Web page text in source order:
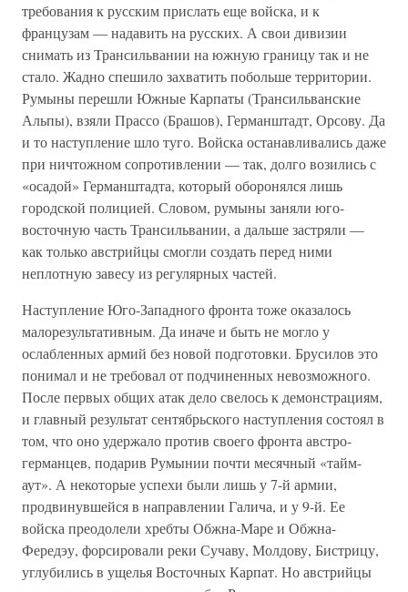
требования к русским прислать еще войска, и к
французам — надавить на русских. А свои дивизии
снимать из Трансильвании на южную границу так и не
стало. Жадно спешило захватить побольше территории.
Румыны перешли Южные Карпаты (Трансильванские
Альпы), взяли Прассо (Брашов), Германштадт, Орсову. Да
и то наступление шло туго. Войска останавливались даже
при ничтожном сопротивлении — так, долго возились с
«осадой» Германштадта, который оборонялся лишь
городской полицией. Словом, румыны заняли юго-
восточную часть Трансильвании, а дальше застряли —
как только австрийцы смогли создать перед ними
неплотную завесу из регулярных частей.
Наступление Юго-Западного фронта тоже оказалось
малорезультативным. Да иначе и быть не могло у
ослабленных армий без новой подготовки. Брусилов это
понимал и не требовал от подчиненных невозможного.
После первых общих атак дело свелось к демонстрациям,
и главный результат сентябрьского наступления состоял в
том, что оно удержало против своего фронта австро-
германцев, подарив Румынии почти месячный «тайм-
аут». А некоторые успехи были лишь у 7-й армии,
продвинувшейся в направлении Галича, и у 9-й. Ее
войска преодолели хребты Обжна-Маре и Обжна-
Фередэу, форсировали реки Сучаву, Молдову, Бистрицу,
углубились в ущелья Восточных Карпат. Но австрийцы